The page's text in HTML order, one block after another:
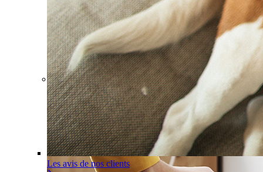
Les avis de nos clients
Pour un appartement Une installation adaptée à votre